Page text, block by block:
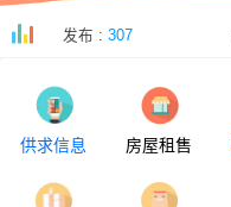
发布 :307
供求信息 房屋租售